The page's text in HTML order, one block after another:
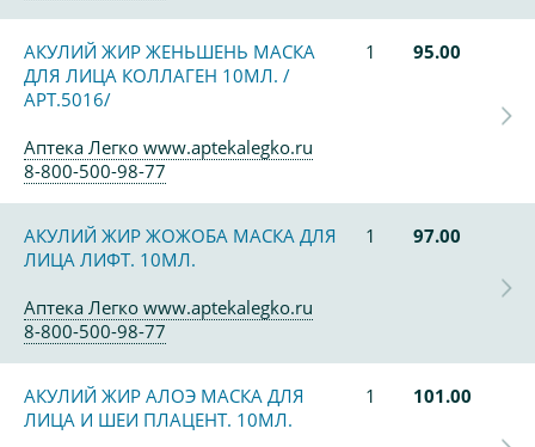
АКУЛИЙ ЖИР ЖЕНЬШЕНЬ МАСКА
ДЛЯ ЛИЦА КОЛЛАГЕН 10МЛ. /
АРТ.5016/
1 95.00
Аптека Легко www.aptekalegko.ru
8-800-500-98-77
АКУЛИЙ ЖИР ЖОЖОБА МАСКА ДЛЯ
ЛИЦА ЛИФТ. 10МЛ.
1 97.00
Аптека Легко www.aptekalegko.ru
8-800-500-98-77
АКУЛИЙ ЖИР АЛОЭ МАСКА ДЛЯ
ЛИЦА И ШЕИ ПЛАЦЕНТ. 10МЛ.
1 101.00